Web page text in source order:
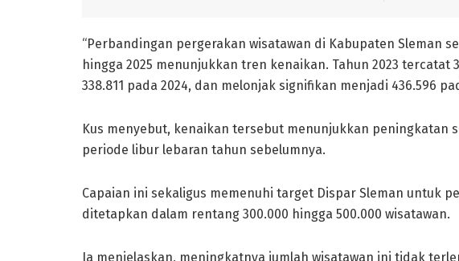
“Perbandingan pergerakan wisatawan di Kabupaten Sleman
hingga 2025 menunjukkan tren kenaikan. Tahun 2023 tercatat
338.811 pada 2024, dan melonjak signifikan menjadi 436.596
Kus menyebut, kenaikan tersebut menunjukkan peningkatan
periode libur lebaran tahun sebelumnya.
Capaian ini sekaligus memenuhi target Dispar Sleman untuk
ditetapkan dalam rentang 300.000 hingga 500.000 wisatawan.
Ia menjelaskan, meningkatnya jumlah wisatawan ini tidak